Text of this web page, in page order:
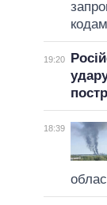
19:20
18:39